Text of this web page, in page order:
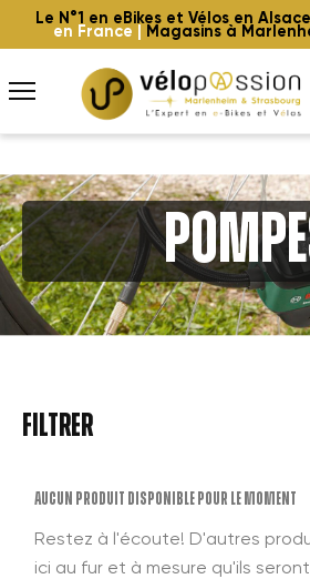
Le N°1 en eBikes et Vélos en Alsace
en France | Magasins à
FILTRER
Aucun produit disponible pour le moment
Restez à l'écoute! D'autres
ici au fur et à mesure qu'ils